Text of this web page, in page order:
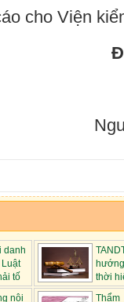
cho Viện
danh
Luật
tố
thời
khởi kiệ...
nội
Thẩm